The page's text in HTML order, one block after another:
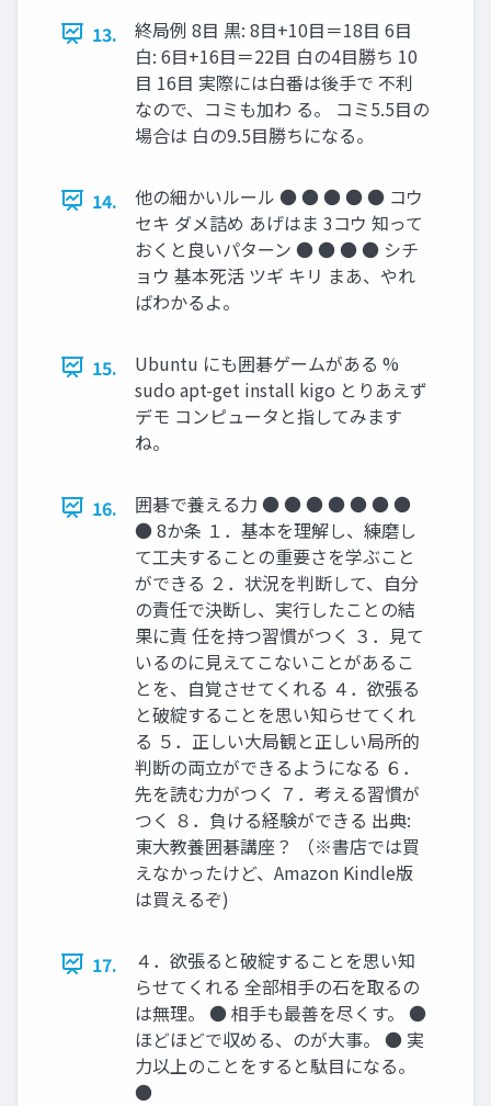
13.
終局例 8目 黒: 8目+10目＝18目 6目
白: 6目+16目＝22目 白の4目勝ち 10
目 16目 実際には白番は後手で 不利
なので、コミも加わ る。 コミ5.5目の
場合は 白の9.5目勝ちになる。
14.
他の細かいルール ● ● ● ● ● コウ
セキ ダメ詰め あげはま 3コウ 知って
おくと良いパターン ● ● ● ● シチ
ョウ 基本死活 ツギ キリ まあ、やれ
ばわかるよ。
15.
Ubuntu にも囲碁ゲームがある %
sudo apt-get install kigo とりあえず
デモ コンピュータと指してみます
ね。
16.
囲碁で養える力 ● ● ● ● ● ● ●
● 8か条 １．基本を理解し、練磨し
て工夫することの重要さを学ぶこと
ができる ２．状況を判断して、自分
の責任で決断し、実行したことの結
果に責 任を持つ習慣がつく ３．見て
いるのに見えてこないことがあるこ
とを、自覚させてくれる ４．欲張る
と破綻することを思い知らせてくれ
る ５．正しい大局観と正しい局所的
判断の両立ができるようになる ６．
先を読む力がつく ７．考える習慣が
つく ８．負ける経験ができる 出典:
東大教養囲碁講座？ （※書店では買
えなかったけど、Amazon Kindle版
は買えるぞ)
17.
４．欲張ると破綻することを思い知
らせてくれる 全部相手の石を取るの
は無理。 ● 相手も最善を尽くす。 ●
ほどほどで収める、のが大事。 ● 実
力以上のことをすると駄目になる。
●